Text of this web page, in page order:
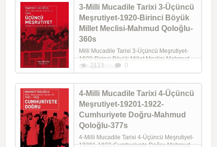
3-Milli Mucadile Tarixi 3-Üçüncü
Meşrutiyet-1920-Birinci Böyük
Millet Meclisi-Mahmud Qoloğlu-
360s
Milli Mucadile Tarixi 3-Üçüncü Meşrutiyet-
1920-Birinci Böyük Millet Meclisi-Mahmud
Qoloğlu-360s
2133 0
4-Milli Mucadile Tarixi 4-Üçüncü
Meşrutiyet-19201-1922-
Cumhuriyete Doğru-Mahmud
Qoloğlu-377s
4-Milli Mucadile Tarixi 4-Üçüncü Meşrutiyet-
19201-1922-Cumhuriyete Doğru-Mahmud